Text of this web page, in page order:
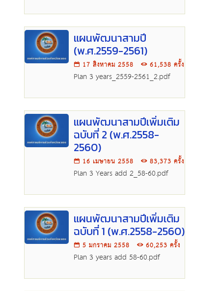
แผนพัฒนาสามปี
(พ.ศ.2559-2561)
17 สิงหาคม 2558 61,538 ครั้ง
Plan 3 years_2559-2561_2.pdf
แผนพัฒนาสามปีเพิ่มเติม
ฉบับที่ 2 (พ.ศ.2558-
2560)
16 เมษายน 2558 83,373 ครั้ง
Plan 3 Years add 2_58-60.pdf
แผนพัฒนาสามปีเพิ่มเติม
ฉบับที่ 1 (พ.ศ.2558-2560)
5 มกราคม 2558 60,253 ครั้ง
Plan 3 years add 58-60.pdf